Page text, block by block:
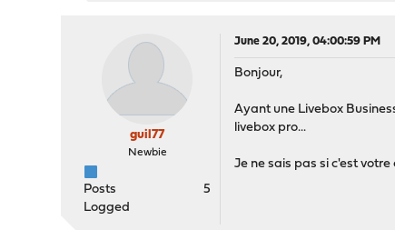
guil77
Newbie
Posts
5
Logged
June 20, 2019, 04:00:59 PM
Bonjour,
Ayant une Livebox
livebox pro...
Je ne sais pas si c'est votre